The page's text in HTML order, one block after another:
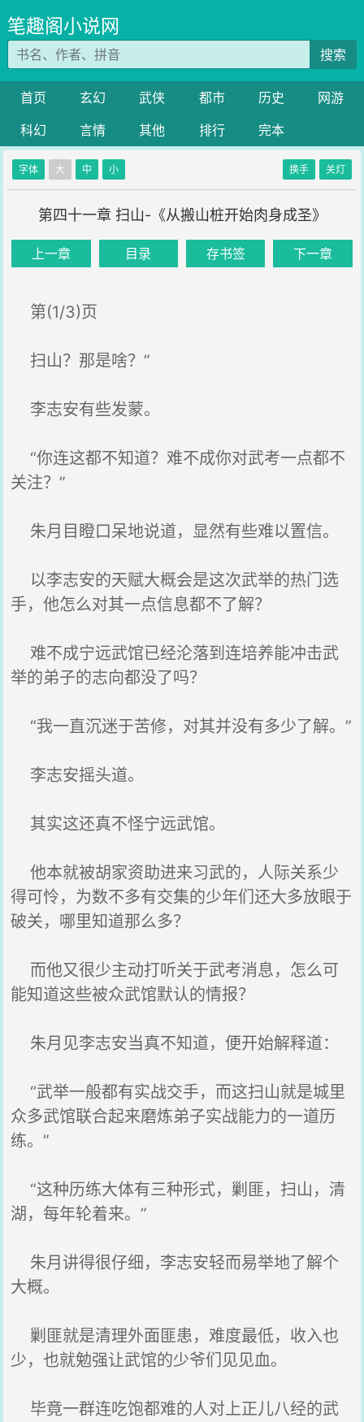
笔趣阁小说网
搜索
首页 玄幻 武侠 都市 历史
网游
科幻
言情 其他 排行 完本
字体 大 中 小 换手 关灯
第四十一章 扫山-《从搬山桩开始肉身成圣》
上一章 目录 存书签 下一章
第(1/3)页
扫山？那是啥？”
李志安有些发蒙。
“你连这都不知道？难不成你对武考一点都不
关注？”
朱月目瞪口呆地说道，显然有些难以置信。
以李志安的天赋大概会是这次武举的热门选
手，他怎么对其一点信息都不了解？
难不成宁远武馆已经沦落到连培养能冲击武
举的弟子的志向都没了吗？
“我一直沉迷于苦修，对其并没有多少了解。”
李志安摇头道。
其实这还真不怪宁远武馆。
他本就被胡家资助进来习武的，人际关系少
得可怜，为数不多有交集的少年们还大多放眼于
破关，哪里知道那么多？
而他又很少主动打听关于武考消息，怎么可
能知道这些被众武馆默认的情报？
朱月见李志安当真不知道，便开始解释道：
“武举一般都有实战交手，而这扫山就是城里
众多武馆联合起来磨炼弟子实战能力的一道历
练。”
“这种历练大体有三种形式，剿匪，扫山，清
湖，每年轮着来。”
朱月讲得很仔细，李志安轻而易举地了解个
大概。
剿匪就是清理外面匪患，难度最低，收入也
少，也就勉强让武馆的少爷们见见血。
毕竟一群连吃饱都难的人对上正儿八经的武